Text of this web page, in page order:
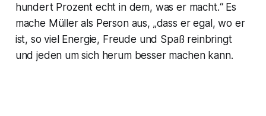
hundert Prozent echt in dem, was er macht.“ Es
mache Müller als Person aus, „dass er egal, wo er
ist, so viel Energie, Freude und Spaß reinbringt
und jeden um sich herum besser machen kann.